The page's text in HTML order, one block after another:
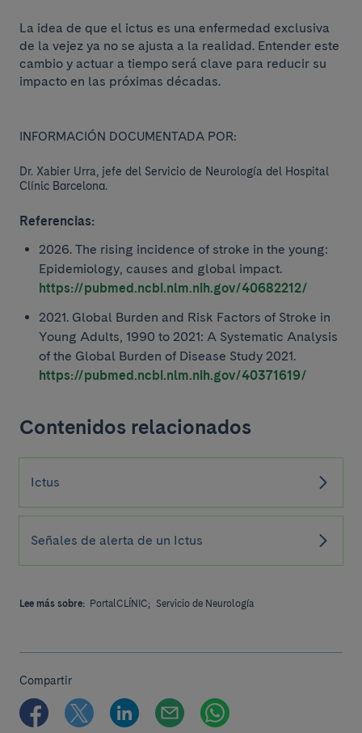
La idea de que el ictus es una enfermedad exclusiva
de la vejez ya no se ajusta a la realidad. Entender este
cambio y actuar a tiempo será clave para reducir su
impacto en las próximas décadas.
INFORMACIÓN DOCUMENTADA POR:
Dr. Xabier Urra, jefe del Servicio de Neurología del Hospital
Clínic Barcelona.
Referencias:
2026. The rising incidence of stroke in the young:
Epidemiology, causes and global impact.
https://pubmed.ncbi.nlm.nih.gov/40682212/
2021. Global Burden and Risk Factors of Stroke in
Young Adults, 1990 to 2021: A Systematic Analysis
of the Global Burden of Disease Study 2021.
https://pubmed.ncbi.nlm.nih.gov/40371619/
Contenidos relacionados
Ictus
Señales de alerta de un Ictus
Lee más sobre: PortalCLÍNIC; Servicio de Neurología
Compartir